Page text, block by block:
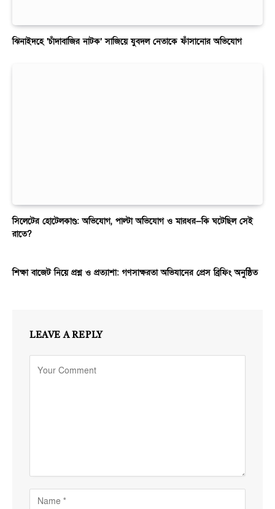
ঝিনাইদহে ‘চাঁদাবাজির নাটক’ সাজিয়ে যুবদল নেতাকে ফাঁসানোর অভিযোগ
সিলেটের হোটেলকাণ্ড: অভিযোগ, পাল্টা অভিযোগ ও মারধর—কি ঘটেছিল সেই
রাতে?
শিক্ষা বাজেট নিয়ে প্রশ্ন ও প্রত্যাশা: গণসাক্ষরতা অভিযানের প্রেস ব্রিফিং অনুষ্ঠিত
LEAVE A REPLY